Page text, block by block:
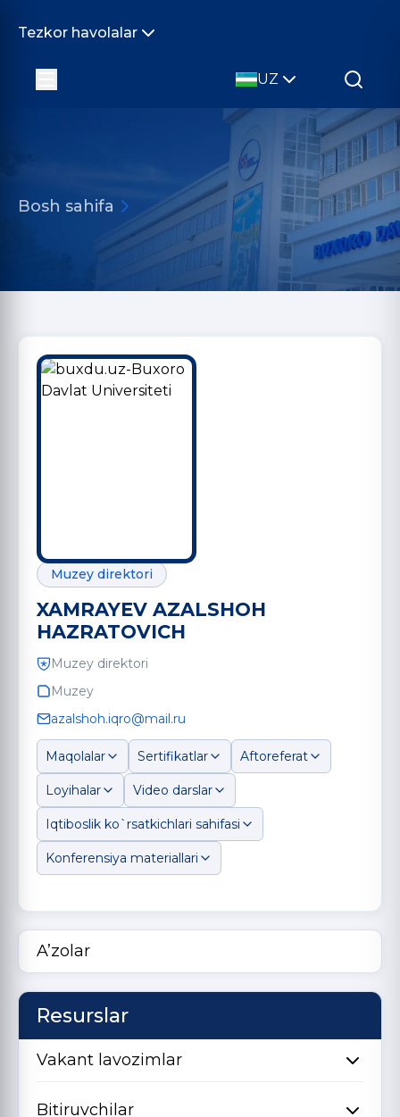
Tezkor havolalar
UZ
Bosh sahifa
Muzey direktori
XAMRAYEV AZALSHOH
HAZRATOVICH
Muzey direktori
Muzey
azalshoh.iqro@mail.ru
Maqolalar Sertifikatlar Aftoreferat
Loyihalar Video darslar
Iqtiboslik ko`rsatkichlari sahifasi
Konferensiya materiallari
A’zolar
Resurslar
Vakant lavozimlar
Bitiruvchilar